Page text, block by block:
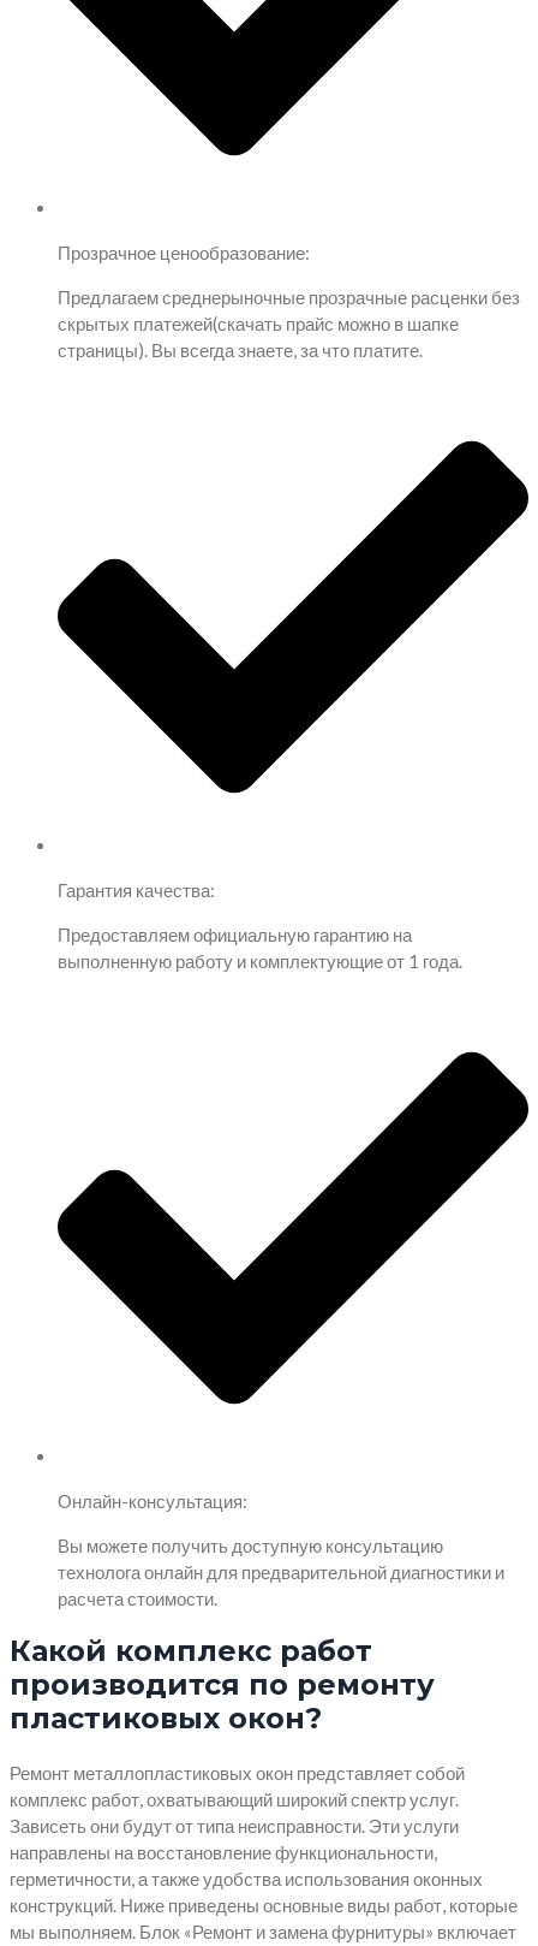
Прозрачное ценообразование:
Предлагаем среднерыночные прозрачные расценки без
скрытых платежей(скачать прайс можно в шапке
страницы). Вы всегда знаете, за что платите.
Гарантия качества:
Предоставляем официальную гарантию на
выполненную работу и комплектующие от 1 года.
Онлайн-консультация:
Вы можете получить доступную консультацию
технолога онлайн для предварительной диагностики и
расчета стоимости.
Какой комплекс работ
производится по ремонту
пластиковых окон?
Ремонт металлопластиковых окон представляет собой
комплекс работ, охватывающий широкий спектр услуг.
Зависеть они будут от типа неисправности. Эти услуги
направлены на восстановление функциональности,
герметичности, а также удобства использования оконных
конструкций. Ниже приведены основные виды работ, которые
мы выполняем. Блок «Ремонт и замена фурнитуры» включает